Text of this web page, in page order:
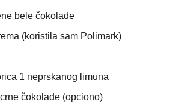
bele čokolade
(koristila sam Polimark)
1 neprskanog limuna
čokolade (opciono)